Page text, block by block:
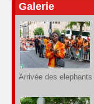
Galerie
Arrivée des elephants